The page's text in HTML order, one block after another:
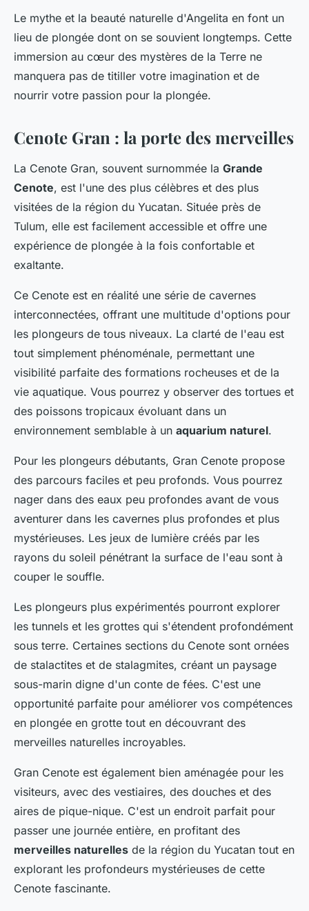
Le mythe et la beauté naturelle d'Angelita en font un
lieu de plongée dont on se souvient longtemps. Cette
immersion au cœur des mystères de la Terre ne
manquera pas de titiller votre imagination et de
nourrir votre passion pour la plongée.
Cenote Gran : la porte des merveilles
La Cenote Gran, souvent surnommée la Grande
Cenote, est l'une des plus célèbres et des plus
visitées de la région du Yucatan. Située près de
Tulum, elle est facilement accessible et offre une
expérience de plongée à la fois confortable et
exaltante.
Ce Cenote est en réalité une série de cavernes
interconnectées, offrant une multitude d'options pour
les plongeurs de tous niveaux. La clarté de l'eau est
tout simplement phénoménale, permettant une
visibilité parfaite des formations rocheuses et de la
vie aquatique. Vous pourrez y observer des tortues et
des poissons tropicaux évoluant dans un
environnement semblable à un aquarium naturel.
Pour les plongeurs débutants, Gran Cenote propose
des parcours faciles et peu profonds. Vous pourrez
nager dans des eaux peu profondes avant de vous
aventurer dans les cavernes plus profondes et plus
mystérieuses. Les jeux de lumière créés par les
rayons du soleil pénétrant la surface de l'eau sont à
couper le souffle.
Les plongeurs plus expérimentés pourront explorer
les tunnels et les grottes qui s'étendent profondément
sous terre. Certaines sections du Cenote sont ornées
de stalactites et de stalagmites, créant un paysage
sous-marin digne d'un conte de fées. C'est une
opportunité parfaite pour améliorer vos compétences
en plongée en grotte tout en découvrant des
merveilles naturelles incroyables.
Gran Cenote est également bien aménagée pour les
visiteurs, avec des vestiaires, des douches et des
aires de pique-nique. C'est un endroit parfait pour
passer une journée entière, en profitant des
merveilles naturelles de la région du Yucatan tout en
explorant les profondeurs mystérieuses de cette
Cenote fascinante.